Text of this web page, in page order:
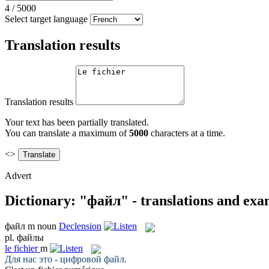
4 / 5000
Select target language
Translation results
Translation results
Your text has been partially translated.
You can translate a maximum of5000 characters at a time.
<>
Advert
Dictionary: "файл" - translations and
файл m noun Declension
pl. файлы
le fichier m
Для нас это - цифровой файл.